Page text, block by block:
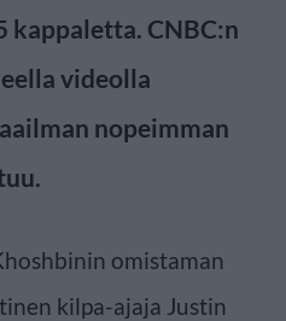
CNBC:n
videolla
nopeimman
omistaman
kilpa-ajaja Justin